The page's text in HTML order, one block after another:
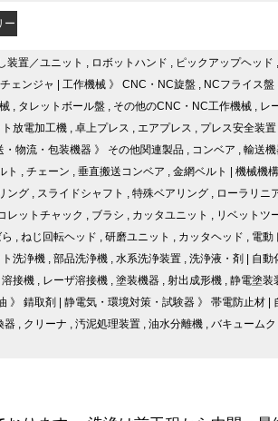
ー
装置／ユニット ロボットハンド ピックアップヘッド
ェンジャ | 工作機械 》 CNC・NC旋盤 NCフライス盤
タレットボール盤 その他のCNC・NC工作機械
レ
放電加工機 卓上プレス エアプレス プレス安全装置
・物流・包装機器 》 その他関連製品 コンベア 輸送
ト チェーン 垂直搬送コンベア 金網ベルト | 機械機
ング スライドシャフト 特殊ベアリング
ローラリニ
レットチャック ブラシ カッタユニット
リベットツ
ねじ回転ヘッド 研磨ユニット カッタヘッド
電動
洗浄機 部品洗浄機 水系洗浄装置 洗浄液・剤 | 自動
溶接機 レーザ溶接機 塗装機器 射出成形機
静電塗装
》 錆取剤 | 静電気・環境対策・試験器 》 帯電防止材 |
器 クリーナ 汚泥処理装置 油水分離機
バキュームク